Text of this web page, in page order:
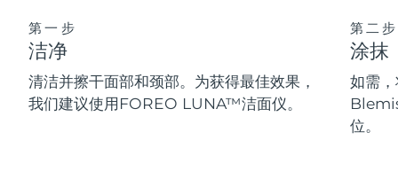
第一步
洁净
清洁并擦干面部和颈部。为获得最佳效果，
我们建议使用FOREO LUNA™洁面仪。
第二步
涂抹
如需
位。